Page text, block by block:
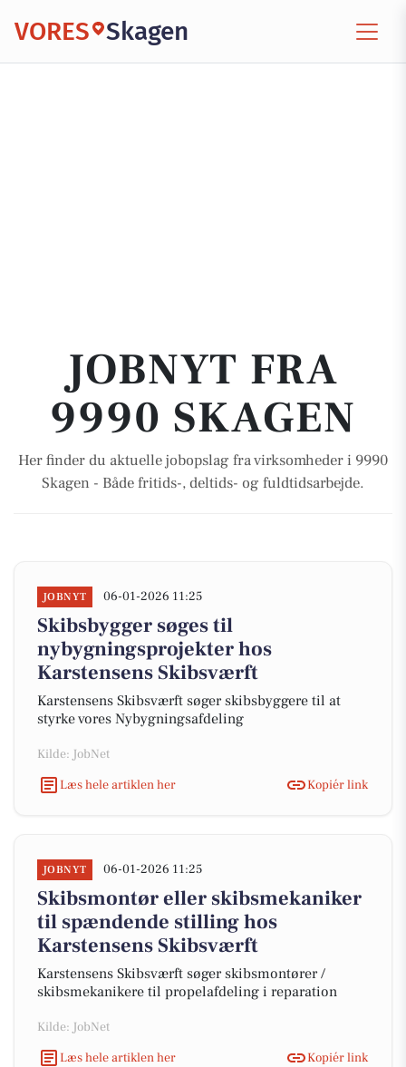
VORES Skagen
JOBNYT FRA
9990 SKAGEN
Her finder du aktuelle jobopslag fra virksomheder i 9990
Skagen - Både fritids-, deltids- og fuldtidsarbejde.
JOBNYT 06-01-2026 11:25
Skibsbygger søges til
nybygningsprojekter hos
Karstensens Skibsværft
Karstensens Skibsværft søger skibsbyggere til at
styrke vores Nybygningsafdeling
Kilde: JobNet
Læs hele artiklen her
Kopiér link
JOBNYT 06-01-2026 11:25
Skibsmontør eller skibsmekaniker
til spændende stilling hos
Karstensens Skibsværft
Karstensens Skibsværft søger skibsmontører /
skibsmekanikere til propelafdeling i reparation
Kilde: JobNet
Læs hele artiklen her
Kopiér link